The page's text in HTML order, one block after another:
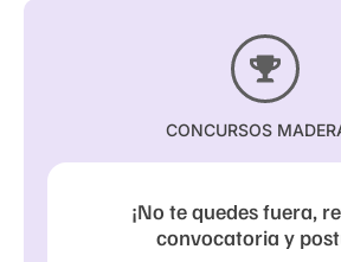
CONCURSOS
¡No te quedes fuera,
convocatoria y